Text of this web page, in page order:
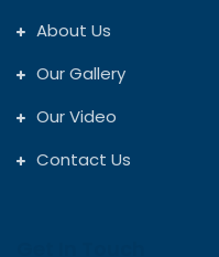
About Us
Our Gallery
Our Video
Contact Us